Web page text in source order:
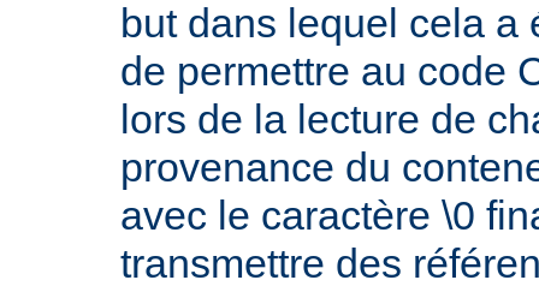
but dans lequel cela a
de permettre au code
lors de la lecture de
provenance du
avec le caractère \0
transmettre des